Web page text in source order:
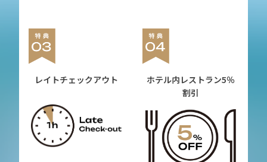
レイトチェックアウト ホテル内レストラン5％
割引